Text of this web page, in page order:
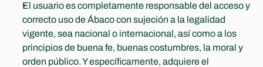
El usuario es completamente responsable del acceso y
correcto uso de Ábaco con sujeción a la legalidad
vigente, sea nacional o internacional, así como a los
principios de buena fe, buenas costumbres, la moral y
orden público. Y específicamente, adquiere el